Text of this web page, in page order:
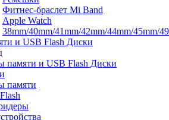
Фитнес-браслет Mi Band
Apple Watch
38mm/40mm/41mm/42mm/44mm/45mm/
и USB Flash Диски
памяти и USB Flash Диски
памяти